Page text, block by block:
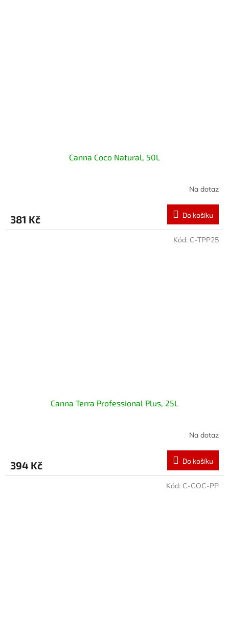
Canna Coco Natural, 50L
Na dotaz
381 Kč Do košíku
Canna Terra Professional Plus, 25L
Na dotaz
394 Kč Do košíku
Kód: C-TPP25
Kód: C-COC-PP